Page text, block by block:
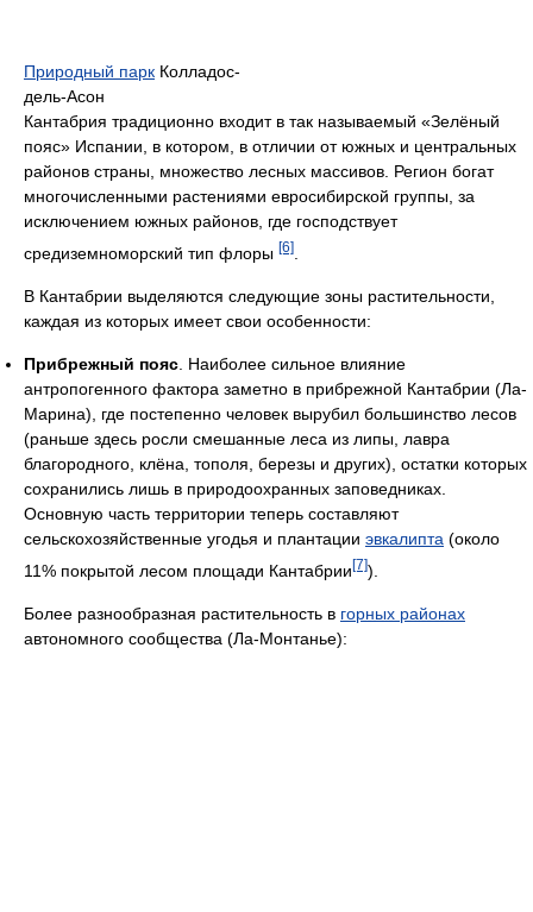
Природный парк Колладос-
дель-Асон
Кантабрия традиционно входит в так называемый «Зелёный
пояс» Испании, в котором, в отличии от южных и центральных
районов страны, множество лесных массивов. Регион богат
многочисленными растениями евросибирской группы, за
исключением южных районов, где господствует
средиземноморский тип флоры [6]
В Кантабрии выделяются следующие зоны растительности,
каждая из которых имеет свои особенности:
Прибрежный пояс . Наиболее сильное влияние
антропогенного фактора заметно в прибрежной Кантабрии (Ла-
Марина), где постепенно человек вырубил большинство лесов
(раньше здесь росли смешанные леса из липы, лавра
благородного, клёна, тополя, березы и других), остатки которых
сохранились лишь в природоохранных заповедниках.
Основную часть территории теперь составляют
сельскохозяйственные угодья и плантации эвкалипта (около
11% покрытой лесом площади Кантабрии[7]).
Более разнообразная растительность в горных районах
автономного сообщества (Ла-Монтанье):